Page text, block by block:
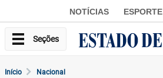
NOTÍCIAS ESPORTE
Seções
Início Nacional